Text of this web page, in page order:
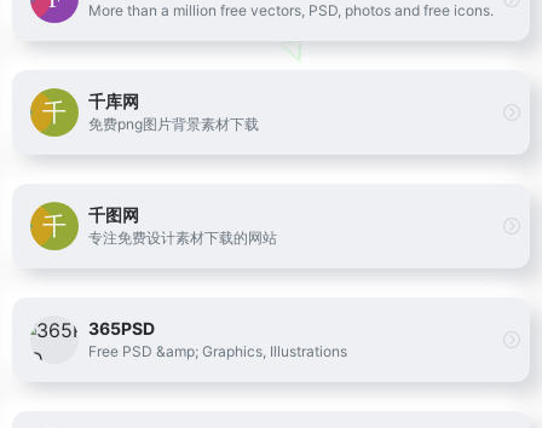
More than a million free vectors, PSD, photos and free icons.
千库网
免费png图片背景素材下载
千图网
专注免费设计素材下载的网站
365PSD
Free PSD &amp; Graphics, Illustrations